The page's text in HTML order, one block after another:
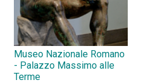
Museo Nazionale Romano
- Palazzo Massimo alle
Terme